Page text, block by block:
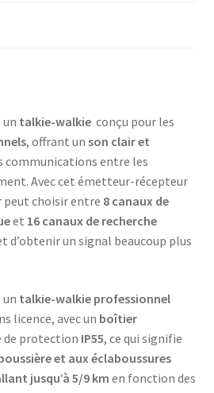
talkie-walkie conçu pour les
, offrant un son clair et
communications entre les
Avec cet émetteur-récepteur
peut choisir entre 8 canaux de
et 16 canaux de recherche
d’obtenir un signal beaucoup plus
talkie-walkie professionnel
licence, avec un boîtier
de protection IP55, ce qui signifie
et aux éclaboussures
jusqu’à 5/9 kmen fonction des